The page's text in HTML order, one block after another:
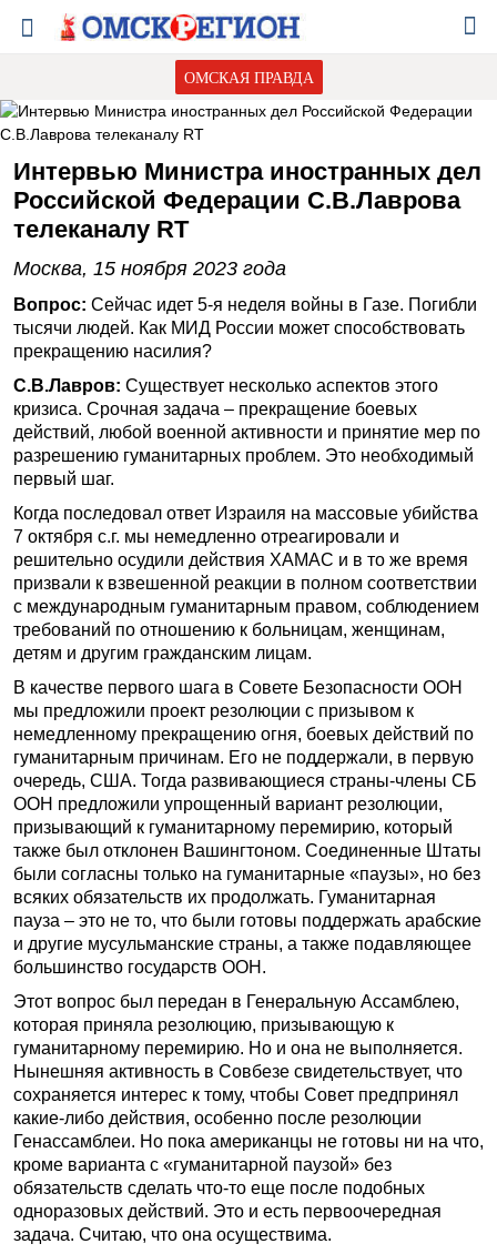
ОМСКАЯ ПРАВДА
Интервью Министра иностранных дел
Российской Федерации С.В.Лаврова
телеканалу RT
Москва, 15 ноября 2023 года
Вопрос: Сейчас идет 5-я неделя войны в Газе. Погибли
тысячи людей. Как МИД России может способствовать
прекращению насилия?
С.В.Лавров: Существует несколько аспектов этого
кризиса. Срочная задача – прекращение боевых
действий, любой военной активности и принятие мер по
разрешению гуманитарных проблем. Это необходимый
первый шаг.
Когда последовал ответ Израиля на массовые убийства
7 октября с.г. мы немедленно отреагировали и
решительно осудили действия ХАМАС и в то же время
призвали к взвешенной реакции в полном соответствии
с международным гуманитарным правом, соблюдением
требований по отношению к больницам, женщинам,
детям и другим гражданским лицам.
В качестве первого шага в Совете Безопасности ООН
мы предложили проект резолюции с призывом к
немедленному прекращению огня, боевых действий по
гуманитарным причинам. Его не поддержали, в первую
очередь, США. Тогда развивающиеся страны-члены СБ
ООН предложили упрощенный вариант резолюции,
призывающий к гуманитарному перемирию, который
также был отклонен Вашингтоном. Соединенные Штаты
были согласны только на гуманитарные «паузы», но без
всяких обязательств их продолжать. Гуманитарная
пауза – это не то, что были готовы поддержать арабские
и другие мусульманские страны, а также подавляющее
большинство государств ООН.
Этот вопрос был передан в Генеральную Ассамблею,
которая приняла резолюцию, призывающую к
гуманитарному перемирию. Но и она не выполняется.
Нынешняя активность в Совбезе свидетельствует, что
сохраняется интерес к тому, чтобы Совет предпринял
какие-либо действия, особенно после резолюции
Генассамблеи. Но пока американцы не готовы ни на что,
кроме варианта с «гуманитарной паузой» без
обязательств сделать что-то еще после подобных
одноразовых действий. Это и есть первоочередная
задача. Считаю, что она осуществима.